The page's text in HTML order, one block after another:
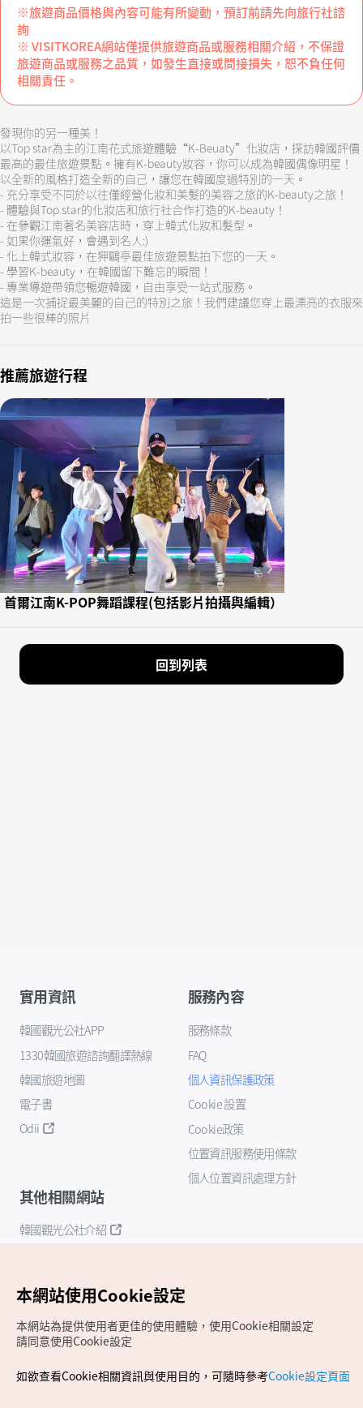
※旅遊商品價格與內容可能有所變動，預訂前請先向旅行社諮
詢
※ VISITKOREA網站僅提供旅遊商品或服務相關介紹，不保證
旅遊商品或服務之品質，如發生直接或間接損失，恕不負任何
相關責任。
發現你的另一種美！
以Top star為主的江南花式旅遊體驗“K-Beuaty”化妝店，探訪韓國評價
最高的最佳旅遊景點。擁有K-beauty妝容，你可以成為韓國偶像明星！
以全新的風格打造全新的自己，讓您在韓國度過特別的一天。
- 充分享受不同於以往僅經營化妝和美髮的美容之旅的K-beauty之旅！
- 體驗與Top star的化妝店和旅行社合作打造的K-beauty！
- 在參觀江南著名美容店時，穿上韓式化妝和髮型。
- 如果你運氣好，會遇到名人:)
- 化上韓式妝容，在狎鷗亭最佳旅遊景點拍下您的一天。
- 學習K-beauty，在韓國留下難忘的瞬間！
- 專業導遊帶領您暢遊韓國，自由享受一站式服務。
這是一次捕捉最美麗的自己的特別之旅！我們建議您穿上最漂亮的衣服來
拍一些很棒的照片
推薦旅遊行程
首爾江南K-POP舞蹈課程(包括影片拍攝與編輯）
回到列表
實用資訊
韓國觀光公社APP
1330韓國旅遊諮詢翻譯熱線
韓國旅遊地圖
電子書
Odii
服務內容
服務條款
FAQ
個人資訊保護政策
Cookie 設置
Cookie政策
位置資訊服務使用條款
個人位置資訊處理方針
其他相關網站
韓國觀光公社介紹
Copyrights (c) 韓國觀光公社版權所有
本網站使用Cookie設定
本網站為提供使用者更佳的使用體驗，使用Cookie相關設定
請同意使用Cookie設定
如欲查看Cookie相關資訊與使用目的，可隨時參考Cookie設定頁面